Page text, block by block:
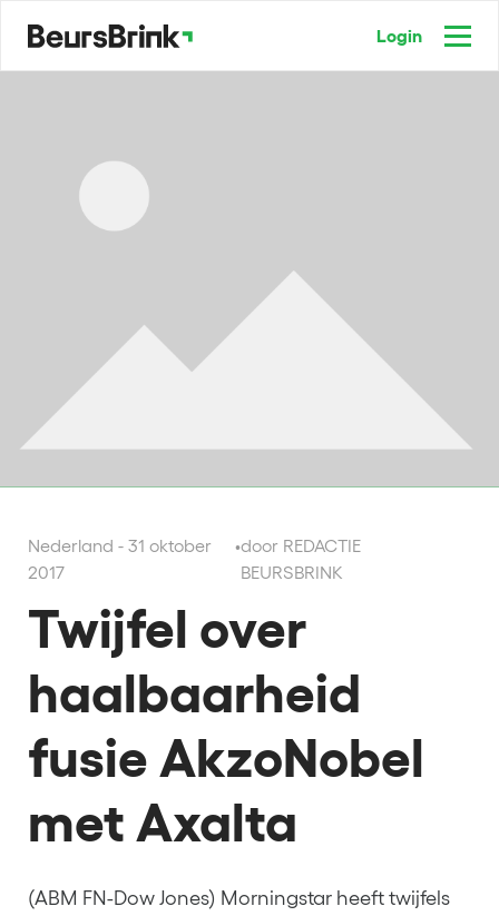
Login
Nederland - 31 oktober
2017
•door REDACTIE
BEURSBRINK
Twijfel over
haalbaarheid
fusie AkzoNobel
met Axalta
(ABM FN-Dow Jones) Morningstar heeft twijfels